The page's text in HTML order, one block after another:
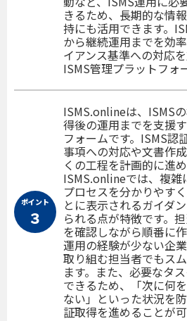
きるため、長期的な情
持にも活用できます。
から継続運用までを効
イアンス基準への対応
ISMS管理プラットフォ
ポイント
３
ISMS.onlineは、ISMS
得後の運用までを支援
フォームです。ISMS認
事項への対応や文書作
くの工程を計画的に進
ISMS.onlineでは、複雑
プロセスを分かりやす
とに表示されるガイダ
られる点が特徴です。
を確認しながら順番に
運用の経験が少ない企
取り組む担当者でもス
ます。また、必要なタ
できるため、「次に何
ない」といった状況を
証取得を進めることが可